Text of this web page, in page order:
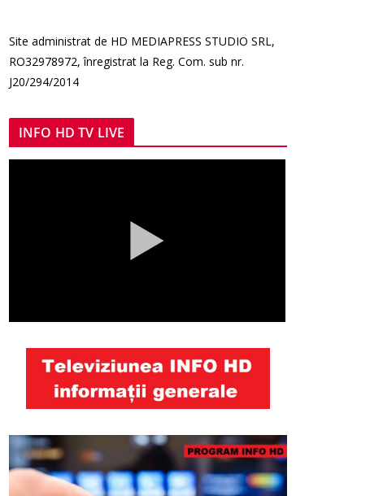
Site administrat de HD MEDIAPRESS STUDIO SRL,
RO32978972, înregistrat la Reg. Com. sub nr.
J20/294/2014
INFO HD TV LIVE